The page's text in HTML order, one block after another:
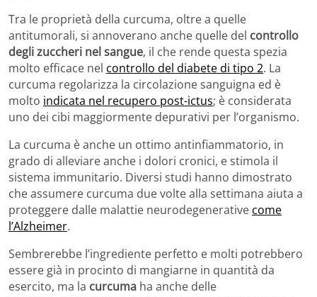
Tra le proprietà della curcuma, oltre a quelle
antitumorali, si annoverano anche quelle del controllo
degli zuccheri nel sangue, il che rende questa spezia
molto efficace nel controllo del diabete di tipo 2. La
curcuma regolarizza la circolazione sanguigna ed è
molto indicata nel recupero post-ictus; è considerata
uno dei cibi maggiormente depurativi per l’organismo.
La curcuma è anche un ottimo antinfiammatorio, in
grado di alleviare anche i dolori cronici, e stimola il
sistema immunitario. Diversi studi hanno dimostrato
che assumere curcuma due volte alla settimana aiuta a
proteggere dalle malattie neurodegenerative come
l’Alzheimer.
Sembrerebbe l’ingrediente perfetto e molti potrebbero
essere già in procinto di mangiarne in quantità da
esercito, ma la curcuma ha anche delle